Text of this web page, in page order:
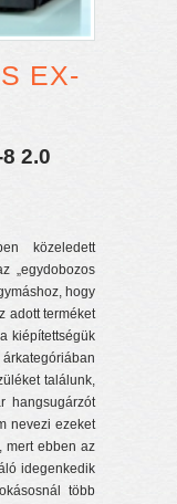
EX-
2.0
közeledett
„egydobozos
hogy
adott terméket
kiépítettségük
találunk,
hangsugárzót
nevezi ezeket
mert ebben az
idegenkedik
több